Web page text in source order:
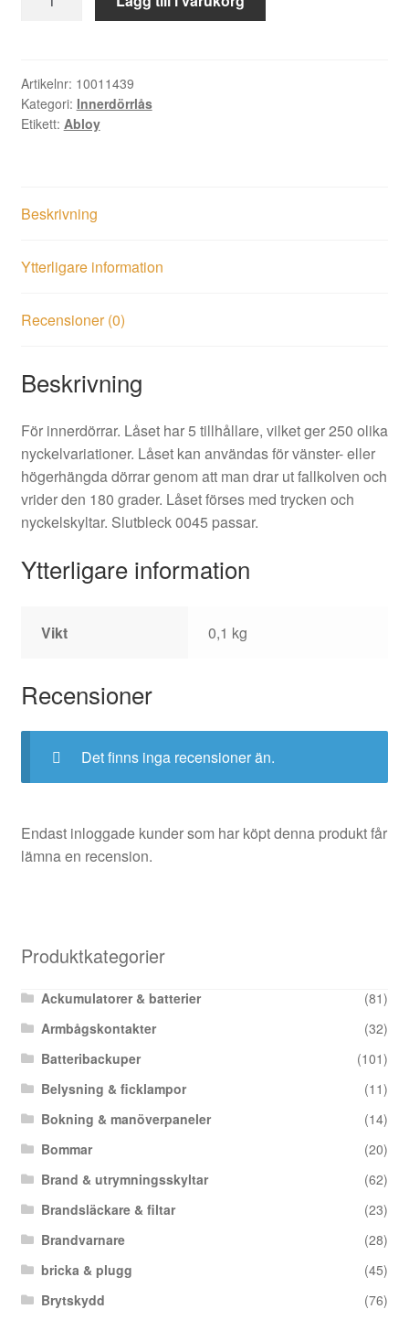
2011
mängd
Artikelnr: 10011439
Kategori: Innerdörrlås
Etikett: Abloy
Beskrivning
Ytterligare information
Recensioner (0)
Beskrivning
För innerdörrar. Låset har 5 tillhållare, vilket ger 250 olika
nyckelvariationer. Låset kan användas för vänster- eller
högerhängda dörrar genom att man drar ut fallkolven och
vrider den 180 grader. Låset förses med trycken och
nyckelskyltar. Slutbleck 0045 passar.
Ytterligare information
Vikt 0,1 kg
Recensioner
Det finns inga recensioner än.
Endast inloggade kunder som har köpt denna produkt får
lämna en recension.
Produktkategorier
Ackumulatorer & batterier
(81)
Armbågskontakter
(32)
Batteribackuper
(101)
Belysning & ficklampor
(11)
Bokning & manöverpaneler
(14)
Bommar
(20)
Brand & utrymningsskyltar
(62)
Brandsläckare & filtar
(23)
Brandvarnare
(28)
bricka & plugg
(45)
Brytskydd
(76)